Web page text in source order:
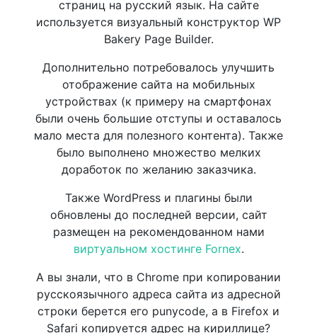
страниц на русский язык. На сайте
используется визуальный конструктор WP
Bakery Page Builder.
Дополнительно потребовалось улучшить
отображение сайта на мобильных
устройствах (к примеру на смартфонах
были очень большие отступы и оставалось
мало места для полезного контента). Также
было выполнено множество мелких
доработок по желанию заказчика.
Также WordPress и плагины были
обновлены до последней версии, сайт
размещен на рекомендованном нами
виртуальном хостинге Fornex.
А вы знали, что в Chrome при копировании
русскоязычного адреса сайта из адресной
строки берется его punycode, а в Firefox и
Safari копируется адрес на кириллице?